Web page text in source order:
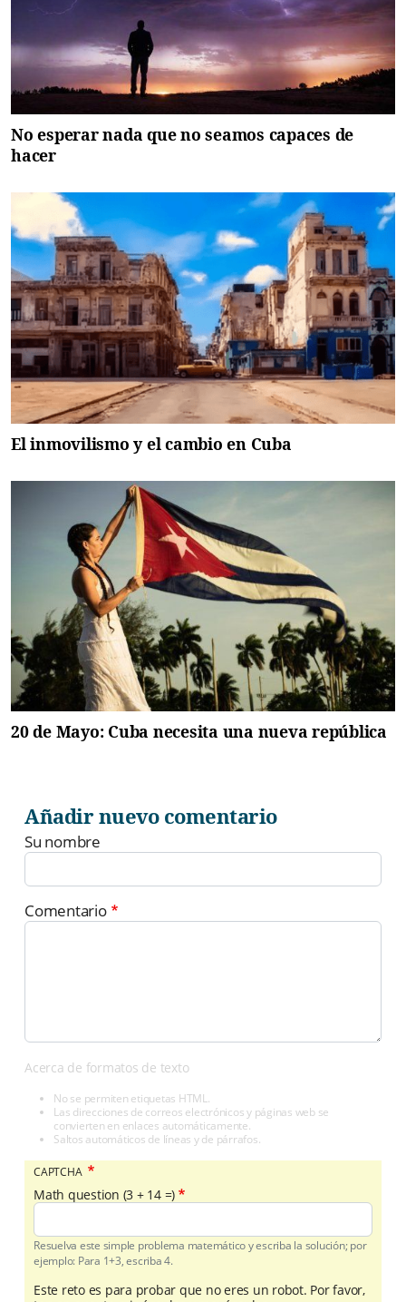
No esperar nada que no seamos capaces de
hacer
El inmovilismo y el cambio en Cuba
20 de Mayo: Cuba necesita una nueva república
Añadir nuevo comentario
Su nombre
Comentario
Acerca de formatos de texto
No se permiten etiquetas HTML.
Las direcciones de correos electrónicos y páginas web se
convierten en enlaces automáticamente.
Saltos automáticos de líneas y de párrafos.
CAPTCHA
Math question (3 + 14 =)
Resuelva este simple problema matemático y escriba la solución; por
ejemplo: Para 1+3, escriba 4.
Este reto es para probar que no eres un robot. Por favor,